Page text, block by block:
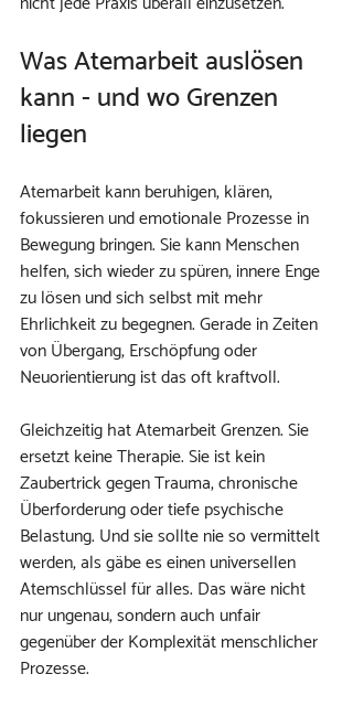
Was Atemarbeit auslösen
kann - und wo Grenzen
liegen
Atemarbeit kann beruhigen, klären,
fokussieren und emotionale Prozesse in
Bewegung bringen. Sie kann Menschen
helfen, sich wieder zu spüren, innere Enge
zu lösen und sich selbst mit mehr
Ehrlichkeit zu begegnen. Gerade in Zeiten
von Übergang, Erschöpfung oder
Neuorientierung ist das oft kraftvoll.
Gleichzeitig hat Atemarbeit Grenzen. Sie
ersetzt keine Therapie. Sie ist kein
Zaubertrick gegen Trauma, chronische
Überforderung oder tiefe psychische
Belastung. Und sie sollte nie so vermittelt
werden, als gäbe es einen universellen
Atemschlüssel für alles. Das wäre nicht
nur ungenau, sondern auch unfair
gegenüber der Komplexität menschlicher
Prozesse.